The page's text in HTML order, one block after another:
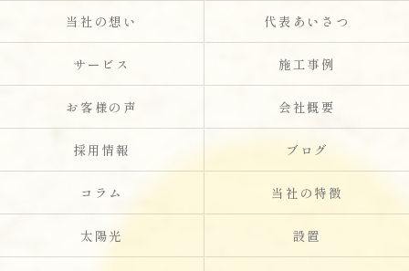
当社の想い 代表あいさつ
サービス 施工事例
お客様の声 会社概要
採用情報 ブログ
コラム 当社の特徴
太陽光 設置